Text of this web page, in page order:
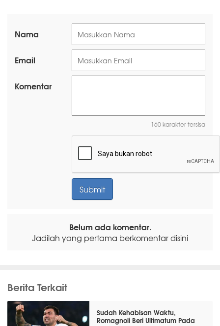
Nama
Email
Komentar
160 karakter tersisa
Belum ada komentar.
Jadilah yang pertama berkomentar disini
Berita Terkait
Sudah Kehabisan Waktu,
Romagnoli Beri Ultimatum Pada